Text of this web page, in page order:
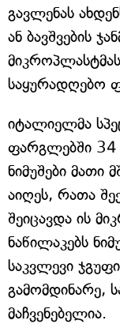
გავლენას
ან ბავშვების
საყურადღებო
იტალიელმა
ფარგლებში 34
ნიმუშები მათი
აიღეს, რათა
შეიცავდა ის
ნაწილაკებს
საკვლევი
გამომდინარე,
მაჩვენებელია.